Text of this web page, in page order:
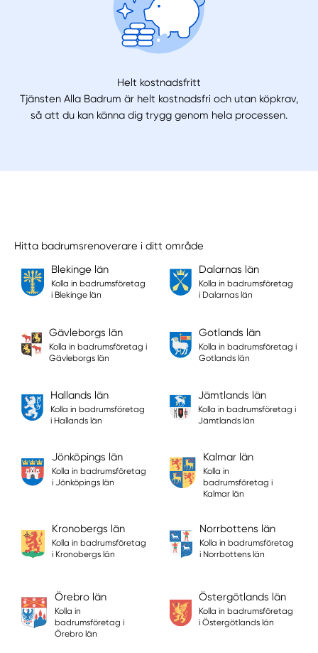
Helt kostnadsfritt
Tjänsten Alla Badrum är helt kostnadsfri och utan köpkrav,
så att du kan känna dig trygg genom hela processen.
Hitta badrumsrenoverare i ditt område
Blekinge län
Kolla in badrumsföretag
i Blekinge län
Dalarnas län
Kolla in badrumsföretag
i Dalarnas län
Gävleborgs län
Kolla in badrumsföretag i
Gävleborgs län
Gotlands län
Kolla in badrumsföretag i
Gotlands län
Hallands län
Kolla in badrumsföretag
i Hallands län
Jämtlands län
Kolla in badrumsföretag i
Jämtlands län
Jönköpings län
Kolla in badrumsföretag
i Jönköpings län
Kalmar län
Kolla in
badrumsföretag i
Kalmar län
Kronobergs län
Kolla in badrumsföretag
i Kronobergs län
Norrbottens län
Kolla in badrumsföretag
i Norrbottens län
Örebro län
Kolla in
badrumsföretag i
Örebro län
Östergötlands län
Kolla in badrumsföretag
i Östergötlands län